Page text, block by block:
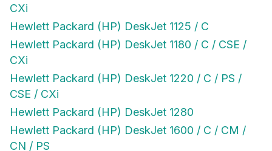
Hewlett Packard (HP) DeskJet 1125 / C
Hewlett Packard (HP) DeskJet 1180 / C / CSE /
Hewlett Packard (HP) DeskJet 1220 / C / PS /
CSE / CXi
Hewlett Packard (HP) DeskJet 1280
Hewlett Packard (HP) DeskJet 1600 / C / CM /
CN / PS